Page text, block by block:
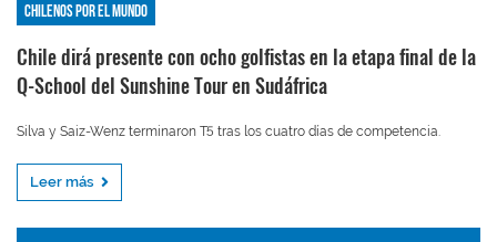
Chilenos por el mundo
Chile dirá presente con ocho golfistas en la etapa final de la
Q-School del Sunshine Tour en Sudáfrica
Silva y Saiz-Wenz terminaron T5 tras los cuatro días de competencia.
Leer más